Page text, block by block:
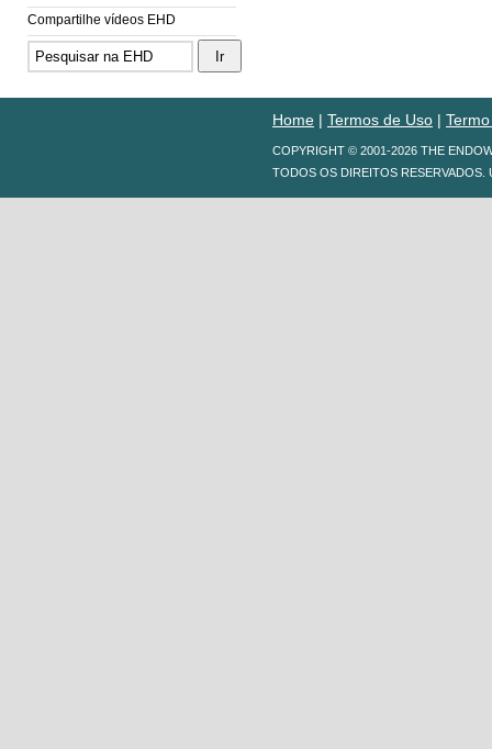
Compartilhe vídeos EHD
Home | Termos de Uso |
COPYRIGHT © 2001-2026 THE
TODOS OS DIREITOS